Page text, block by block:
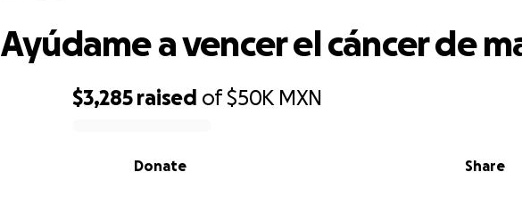
$3,285 raised of$50K MXN
Share
Donate
Ayúdame a vencer el cáncer de